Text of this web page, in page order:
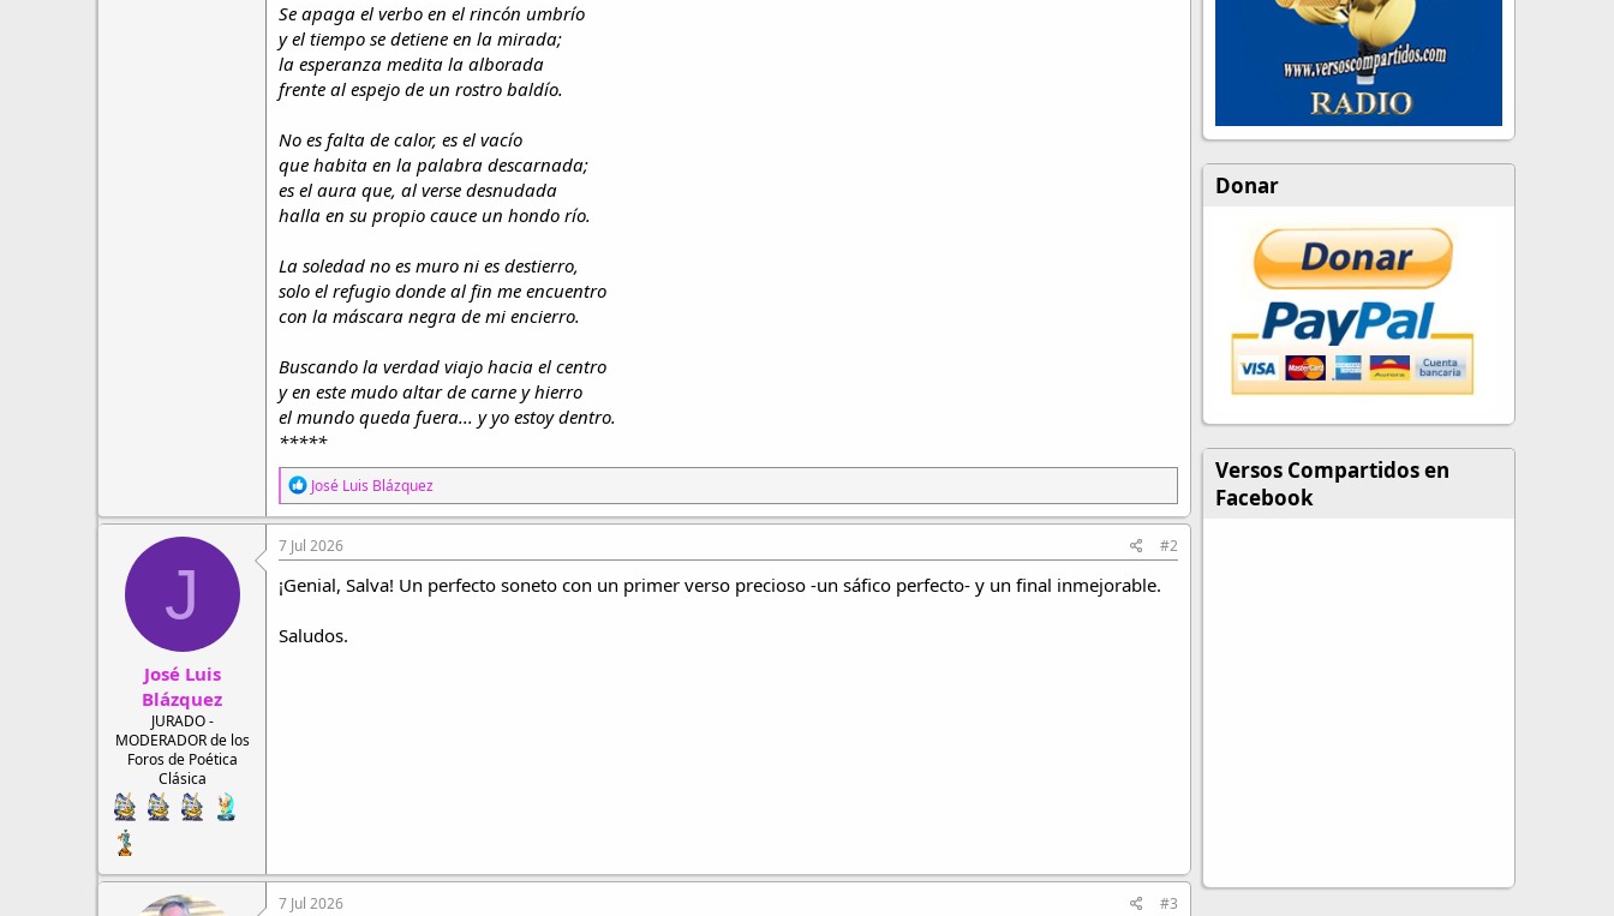
Se apaga el verbo en el rincón umbrío
y el tiempo se detiene en la mirada;
la esperanza medita la alborada
frente al espejo de un rostro baldío.
No es falta de calor, es el vacío
que habita en la palabra descarnada;
es el aura que, al verse desnudada
halla en su propio cauce un hondo río.
La soledad no es muro ni es destierro,
solo el refugio donde al fin me encuentro
con la máscara negra de mi encierro.
Buscando la verdad viajo hacia el centro
y en este mudo altar de carne y hierro
el mundo queda fuera... y yo estoy dentro.
*****
R
e
a
c
c
i
o
e
José Luis Blázquez
J
José Luis
Blázquez
JURADO -
MODERADOR de los
Foros de Poética
Clásica
7 Jul 2026 #2
¡Genial, Salva! Un perfecto soneto con un primer verso precioso -un sáfico perfecto- y un final inmejorable.
Saludos.
7 Jul 2026 #3
Donar
Versos Compartidos en
Facebook